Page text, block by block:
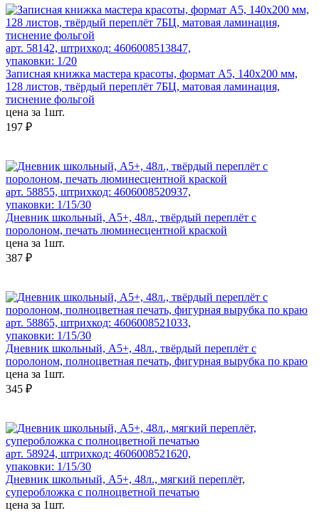
арт. 58142, штрихкод: 4606008513847,
упаковки: 1/20
Записная книжка мастера красоты, формат А5, 140х200 мм,
128 листов, твёрдый переплёт 7БЦ, матовая ламинация,
тиснение фольгой
цена за 1шт.
197 ₽
арт. 58855, штрихкод: 4606008520937,
упаковки: 1/15/30
Дневник школьный, А5+, 48л., твёрдый переплёт с
поролоном, печать люминесцентной краской
цена за 1шт.
387 ₽
арт. 58865, штрихкод: 4606008521033,
упаковки: 1/15/30
Дневник школьный, А5+, 48л., твёрдый переплёт с
поролоном, полноцветная печать, фигурная вырубка по краю
цена за 1шт.
345 ₽
арт. 58924, штрихкод: 4606008521620,
упаковки: 1/15/30
Дневник школьный, А5+, 48л., мягкий переплёт,
суперобложка с полноцветной печатью
цена за 1шт.